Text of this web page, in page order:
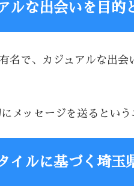
ルな出会いを目的
で、カジュアルな出会
メッセージを送るとい
イルに基づく埼玉